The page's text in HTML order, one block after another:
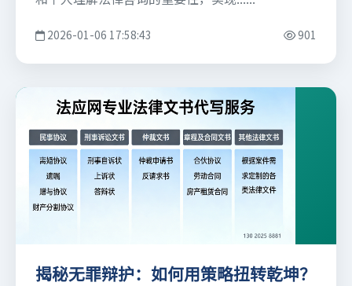
2026-01-06 17:58:43 901
揭秘无罪辩护：如何用策略扭转乾坤？